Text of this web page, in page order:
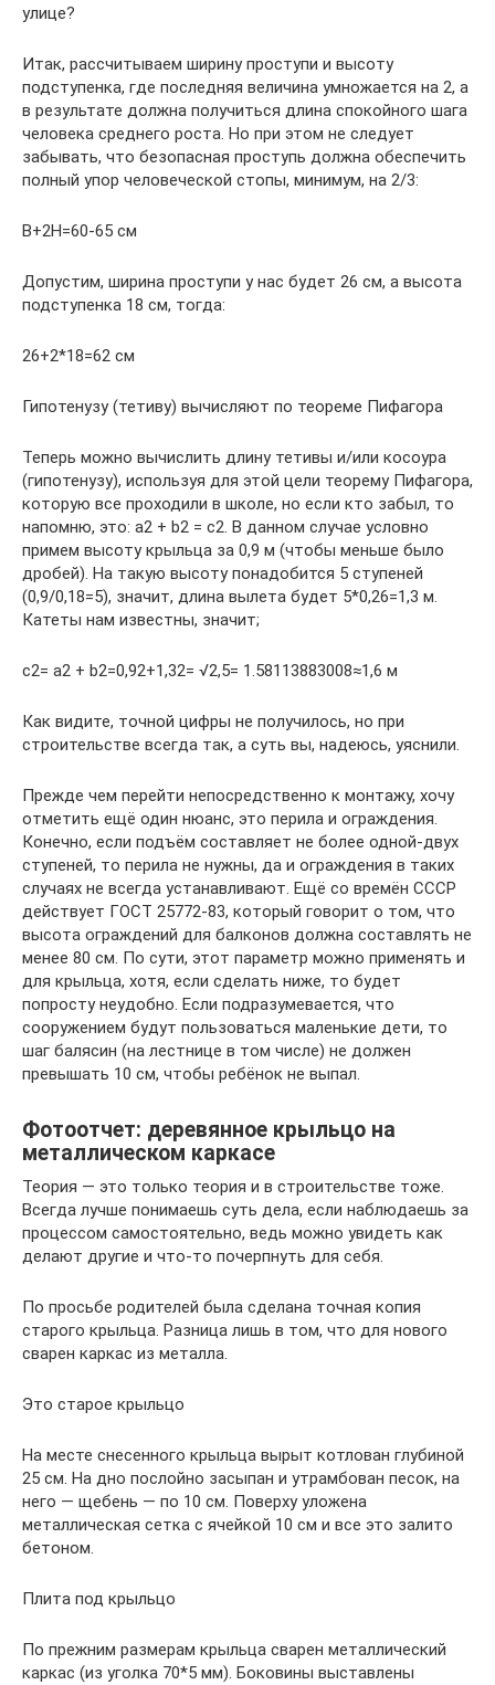
улице?
Итак, рассчитываем ширину проступи и высоту
подступенка, где последняя величина умножается на 2, а
в результате должна получиться длина спокойного шага
человека среднего роста. Но при этом не следует
забывать, что безопасная проступь должна обеспечить
полный упор человеческой стопы, минимум, на 2/3:
B+2H=60-65 см
Допустим, ширина проступи у нас будет 26 см, а высота
подступенка 18 см, тогда:
26+2*18=62 см
Гипотенузу (тетиву) вычисляют по теореме Пифагора
Теперь можно вычислить длину тетивы и/или косоура
(гипотенузу), используя для этой цели теорему Пифагора,
которую все проходили в школе, но если кто забыл, то
напомню, это: a2 + b2 = c2. В данном случае условно
примем высоту крыльца за 0,9 м (чтобы меньше было
дробей). На такую высоту понадобится 5 ступеней
(0,9/0,18=5), значит, длина вылета будет 5*0,26=1,3 м.
Катеты нам известны, значит;
c2= a2 + b2=0,92+1,32= √2,5= 1.58113883008≈1,6 м
Как видите, точной цифры не получилось, но при
строительстве всегда так, а суть вы, надеюсь, уяснили.
Прежде чем перейти непосредственно к монтажу, хочу
отметить ещё один нюанс, это перила и ограждения.
Конечно, если подъём составляет не более одной-двух
ступеней, то перила не нужны, да и ограждения в таких
случаях не всегда устанавливают. Ещё со времён СССР
действует ГОСТ 25772-83, который говорит о том, что
высота ограждений для балконов должна составлять не
менее 80 см. По сути, этот параметр можно применять и
для крыльца, хотя, если сделать ниже, то будет
попросту неудобно. Если подразумевается, что
сооружением будут пользоваться маленькие дети, то
шаг балясин (на лестнице в том числе) не должен
превышать 10 см, чтобы ребёнок не выпал.
Фотоотчет: деревянное крыльцо на
металлическом каркасе
Теория — это только теория и в строительстве тоже.
Всегда лучше понимаешь суть дела, если наблюдаешь за
процессом самостоятельно, ведь можно увидеть как
делают другие и что-то почерпнуть для себя.
По просьбе родителей была сделана точная копия
старого крыльца. Разница лишь в том, что для нового
сварен каркас из металла.
Это старое крыльцо
На месте снесенного крыльца вырыт котлован глубиной
25 см. На дно послойно засыпан и утрамбован песок, на
него — щебень — по 10 см. Поверху уложена
металлическая сетка с ячейкой 10 см и все это залито
бетоном.
Плита под крыльцо
По прежним размерам крыльца сварен металлический
каркас (из уголка 70*5 мм). Боковины выставлены